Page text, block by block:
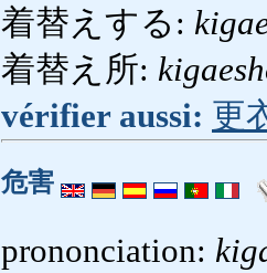
着替えする:
着替え所:
vérifier aussi: 更
危害
prononciation: